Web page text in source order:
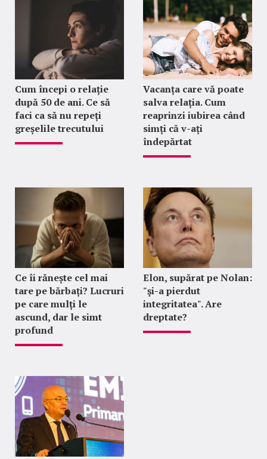
Cum începi o relație
după 50 de ani. Ce să
faci ca să nu repeți
greșelile trecutului
Vacanța care vă poate
salva relația. Cum
reaprinzi iubirea când
simți că v-ați
îndepărtat
Ce îi rănește cel mai
tare pe bărbați? Lucruri
pe care mulți le
ascund, dar le simt
profund
Elon, supărat pe Nolan:
"şi-a pierdut
integritatea". Are
dreptate?